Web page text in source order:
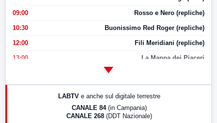
09:00 Rosso e Nero (repliche)
10:30 Buonissimo Red Roger (repliche)
12:00 Fili Meridiani (repliche)
13:00 La Mappa dei Piaceri
17:00 LabNews (replica)
LABTV e anche sul digitale terrestre
CANALE 84 (in Campania)
CANALE 268 (DDT Nazionale)